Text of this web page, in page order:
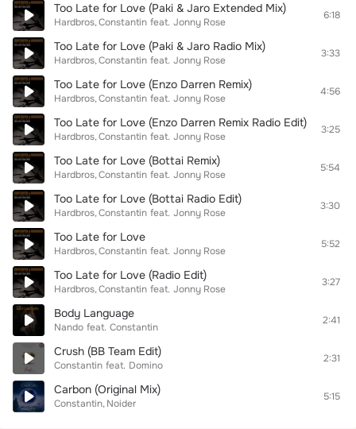
Too Late for Love (Paki & Jaro Extended Mix)
Hardbros Constantin feat. Jonny Rose
6:18
Too Late for Love (Paki & Jaro Radio Mix)
Hardbros Constantin feat. Jonny Rose
3:33
Too Late for Love (Enzo Darren Remix)
Hardbros Constantin feat. Jonny Rose
4:56
Too Late for Love (Enzo Darren Remix Radio Edit)
Hardbros Constantin feat. Jonny Rose
3:25
Too Late for Love (Bottai Remix)
Hardbros Constantin feat. Jonny Rose
5:54
Too Late for Love (Bottai Radio Edit)
Hardbros Constantin feat. Jonny Rose
3:30
Too Late for Love
Hardbros Constantin feat. Jonny Rose
5:52
Too Late for Love (Radio Edit)
Hardbros Constantin feat. Jonny Rose
3:27
Body Language
Nando feat. Constantin
2:41
Crush (BB Team Edit)
Constantin feat. Domino
2:31
Carbon (Original Mix)
Constantin Noider
5:15